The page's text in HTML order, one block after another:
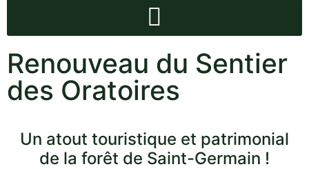
Renouveau du Sentier
des Oratoires
Un atout touristique et patrimonial
de la forêt de Saint-Germain !